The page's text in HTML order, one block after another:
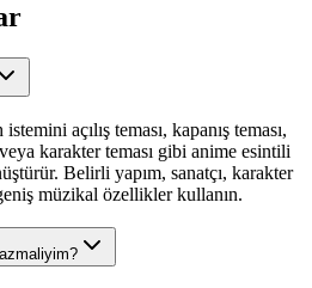
açılış teması, kapanış teması,
karakter teması gibi anime esintili
Belirli yapım, sanatçı, karakter
müzikal özellikler kullanın.